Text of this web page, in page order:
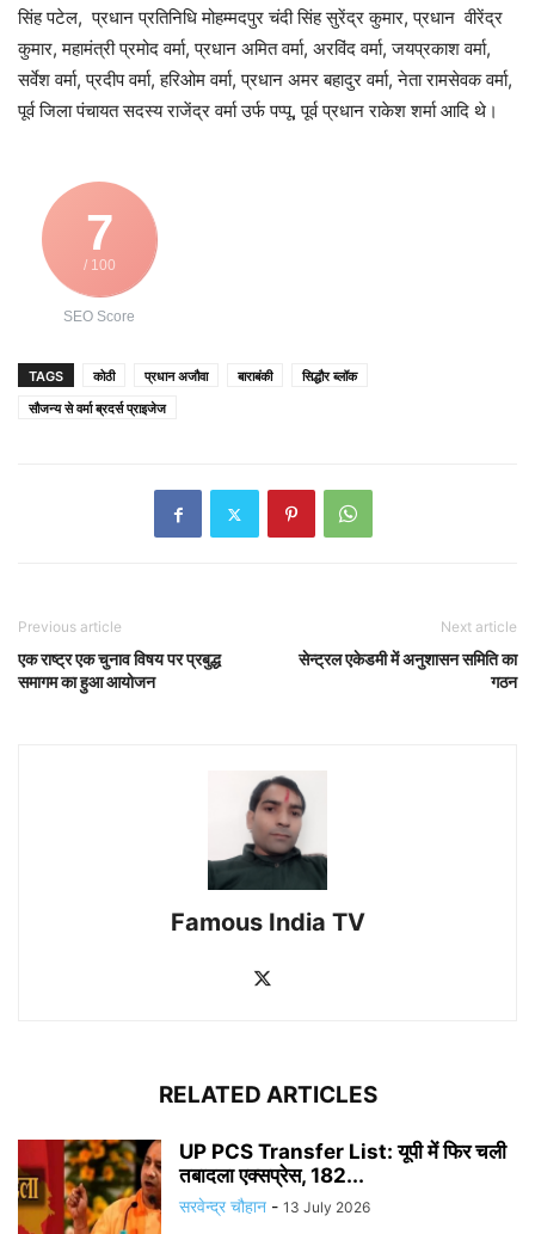
सिंह पटेल, प्रधान प्रतिनिधि मोहम्मदपुर चंदी सिंह सुरेंद्र कुमार, प्रधान वीरेंद्र
कुमार, महामंत्री प्रमोद वर्मा, प्रधान अमित वर्मा, अरविंद वर्मा, जयप्रकाश वर्मा,
सर्वेश वर्मा, प्रदीप वर्मा, हरिओम वर्मा, प्रधान अमर बहादुर वर्मा, नेता रामसेवक वर्मा,
पूर्व जिला पंचायत सदस्य राजेंद्र वर्मा उर्फ पप्पू, पूर्व प्रधान राकेश शर्मा आदि थे।
7
/ 100
SEO Score
TAGS कोठी प्रधान अजौवा बाराबंकी
सिद्धौर ब्लॉक
सौजन्य से वर्मा ब्रदर्स प्राइजेज
Previous article
एक राष्ट्र एक चुनाव विषय पर प्रबुद्ध
समागम का हुआ आयोजन
Next article
सेन्ट्रल एकेडमी में अनुशासन समिति का
गठन
Famous India TV
RELATED ARTICLES
UP PCS Transfer List: यूपी में फिर चली
तबादला एक्सप्रेस, 182...
सरवेन्द्र चौहान - 13 July 2026